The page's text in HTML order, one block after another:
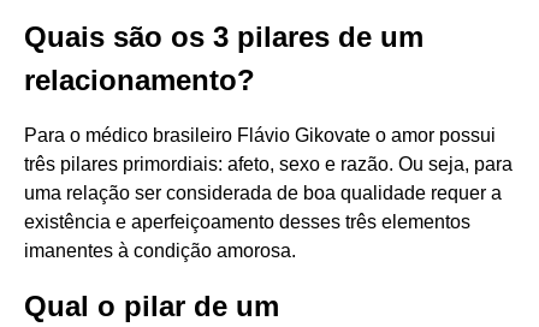
Quais são os 3 pilares de um
relacionamento?
Para o médico brasileiro Flávio Gikovate o amor possui
três pilares primordiais: afeto, sexo e razão. Ou seja, para
uma relação ser considerada de boa qualidade requer a
existência e aperfeiçoamento desses três elementos
imanentes à condição amorosa.
Qual o pilar de um